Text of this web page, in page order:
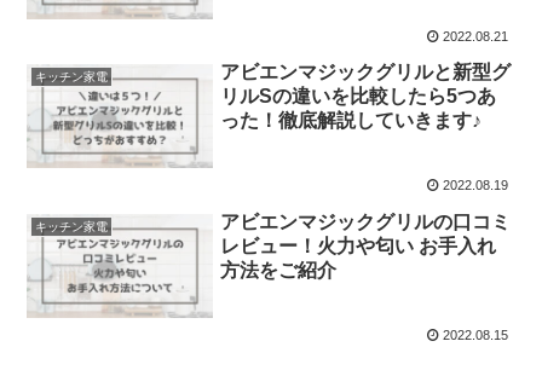
2022.08.21
キッチン家電
アビエンマジックグリルと新型グ
リルSの違いを比較したら5つあ
った！徹底解説していきます♪
2022.08.19
キッチン家電
アビエンマジックグリルの口コミ
レビュー！火力や匂い お手入れ
方法をご紹介
2022.08.15